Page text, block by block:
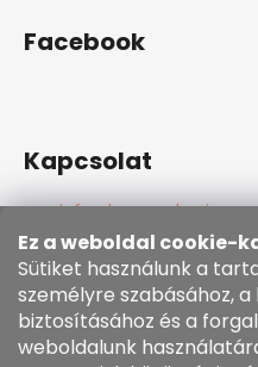
Ez a weboldal cookie-
Sütiket használunk a
személyre szabásához,
biztosításához és a
weboldalunk
Facebook
Kapcsolat
info@kozenezbozi.com
381281747, 603225633
603225633
https://